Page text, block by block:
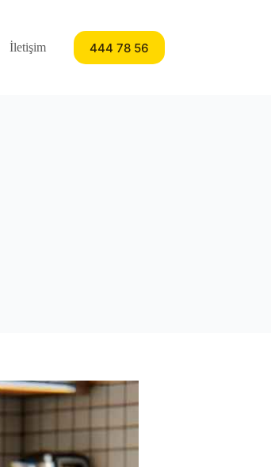
İletişim 444 78 56